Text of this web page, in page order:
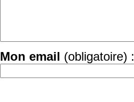
Mon email (obligatoire) :